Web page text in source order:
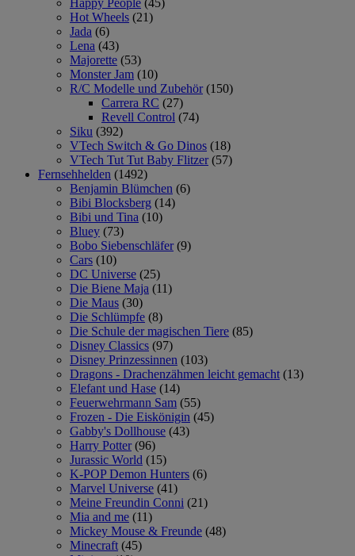
Happy People (45)
Hot Wheels (21)
Jada (6)
Lena (43)
Majorette (53)
Monster Jam (10)
R/C Modelle und Zubehör (150)
Carrera RC (27)
Revell Control (74)
Siku (392)
VTech Switch & Go Dinos (18)
VTech Tut Tut Baby Flitzer (57)
Fernsehhelden (1492)
Benjamin Blümchen (6)
Bibi Blocksberg (14)
Bibi und Tina (10)
Bluey (73)
Bobo Siebenschläfer (9)
Cars (10)
DC Universe (25)
Die Biene Maja (11)
Die Maus (30)
Die Schlümpfe (8)
Die Schule der magischen Tiere (85)
Disney Classics (97)
Disney Prinzessinnen (103)
Dragons - Drachenzähmen leicht gemacht (13)
Elefant und Hase (14)
Feuerwehrmann Sam (55)
Frozen - Die Eiskönigin (45)
Gabby's Dollhouse (43)
Harry Potter (96)
Jurassic World (15)
K-POP Demon Hunters (6)
Marvel Universe (41)
Meine Freundin Conni (21)
Mia and me (11)
Mickey Mouse & Freunde (48)
Minecraft (45)